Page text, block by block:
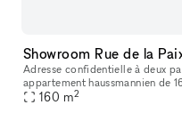
Showroom Rue de la
Adresse confidentielle à deux
appartement haussmannien de
recherchés du centre de Paris.
160 m2